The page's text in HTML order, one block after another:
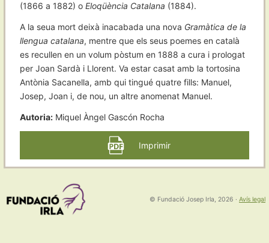
(1866 a 1882) o Eloqüència Catalana (1884).
A la seua mort deixà inacabada una nova Gramàtica de la
llengua catalana, mentre que els seus poemes en català
es recullen en un volum pòstum en 1888 a cura i prologat
per Joan Sardà i Llorent. Va estar casat amb la tortosina
Antònia Sacanella, amb qui tingué quatre fills: Manuel,
Josep, Joan i, de nou, un altre anomenat Manuel.
Autoria: Miquel Àngel Gascón Rocha
Imprimir
© Fundació Josep Irla, 2026 · Avís legal